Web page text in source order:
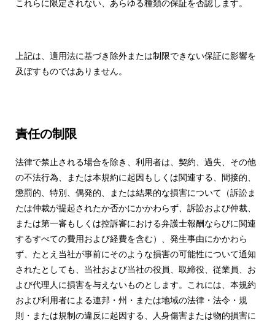
これらに限定されない、あらゆる種類の保証を否認します。
上記は、適用法に基づき除外または制限できない保証に影響を
及ぼすものではありません。
責任の制限
法律で禁止される場合を除き、利用者は、契約、過失、その他
の不法行為、または本規約に起因もしくは関連する、間接的、
懲罰的、特別、偶発的、または結果的な損害について（訴訟ま
たは仲裁が提起されたか否かにかかわらず、訴訟および仲裁、
または第一審もしくは控訴審における弁護士報酬ならびに関連
するすべての費用および経費を含む）、発生事由にかかわら
ず、たとえ当社が事前にそのような損害の可能性について通知
されたとしても、当社および当社の役員、取締役、従業員、お
よび代理人に損害を与えないものとします。これには、本規約
および利用者による連邦・州・または地域の法律・法令・規
則・または規制の違反に起因する、人身傷害または物的損害に